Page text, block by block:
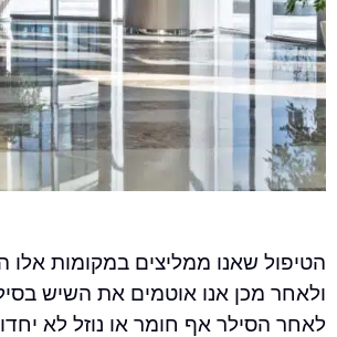
ממליצים במקומות אלו הם
אנו אוטמים את השיש בסילר מונע
אף חומר או נוזל לא יחדור לשיש